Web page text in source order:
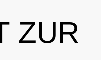
Kontrollablauf
ZUR